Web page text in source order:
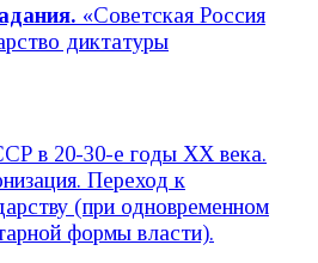
«Советская Россия
диктатуры
в 20-30-е годы XX века.
Переход к
(при одновременном
формы власти).